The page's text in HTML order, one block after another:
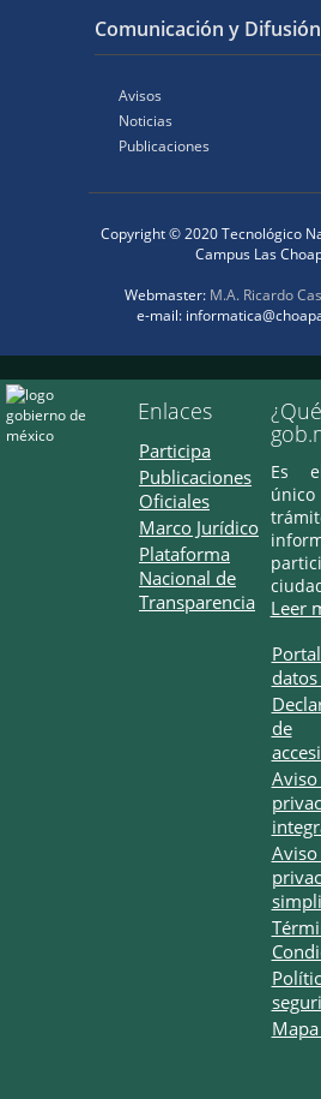
Comunicación y Difusión
Avisos
Noticias
Publicaciones
Copyright © 2020 Tecnológico
Campus Las
Webmaster: M.A. Ricardo
e-mail:
Enlaces
Participa
Publicaciones
Oficiales
Marco Jurídico
Plataforma
Nacional de
Transparencia
Es
Leer
de
Aviso
Aviso